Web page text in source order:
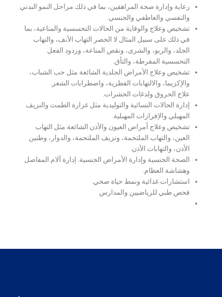
رعاية وإدارة صحة المراهقين، بما في ذلك مراحل النمو البدني
والنفسي والعاطفي والجنسي.
تشخيص وعلاج والوقاية من الحالات التحسسية والمناعية، بما
في ذلك على سبيل المثال لا الحصر التهاب الأنف، والتهاب
الجلد، والربو، والشرى، ونقص المناعة، وردود الفعل
التحسسية المفرطة، والتأق.
تشخيص وعلاج الأمراض الجلدية الشائعة مثل حب الشباب،
والإكزيما، والالتهابات الفطرية، واضطرابات الشعر.
علاج الحروق ولدغات الحشرات.
إدارة الحالات النسائية والتوليدية مثل غزارة الطمث والنزيف
المهبلي والإفرازات المهبلية.
تشخيص وعلاج أمراض العيون والأذن الشائعة مثل التهاب
العين، والتهاب الملتحمة، ونزيف الملتحمة، والدوار، وطنين
الأذن، والتهابات الأذن.
الصحة الجنسية وإدارة الأمراض الجنسية. إدارة آلام المفاصل
وهشاشة العظام.
استشارات غذائية ونمط حياة صحي.
فحص طبي للرياضيين والمدارس